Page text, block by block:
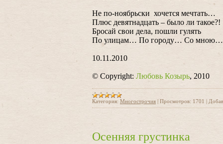
Не по-ноябрьски хочется мечтать…
Плюс девятнадцать – было ли такое?!
Бросай свои дела, пошли гулять
По улицам… По городу… Со мною…
10.11.2010
© Copyright: Любовь Козырь, 2010
Категория: Многострочия | Просмотров: 1701 |
Осенняя грустинка